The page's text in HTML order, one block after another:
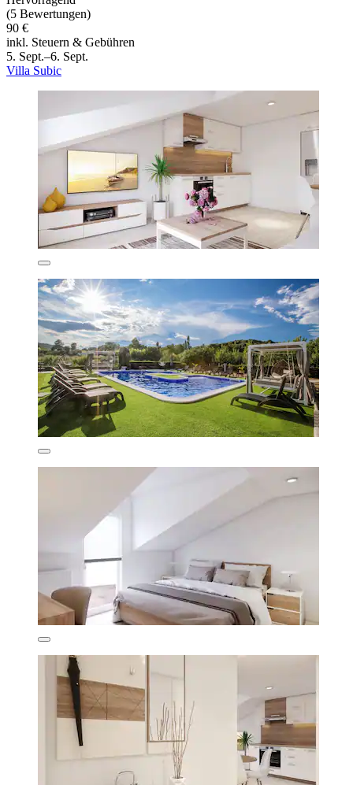
(5 Bewertungen)
90 €
inkl. Steuern & Gebühren
5. Sept.–6. Sept.
Villa Subic